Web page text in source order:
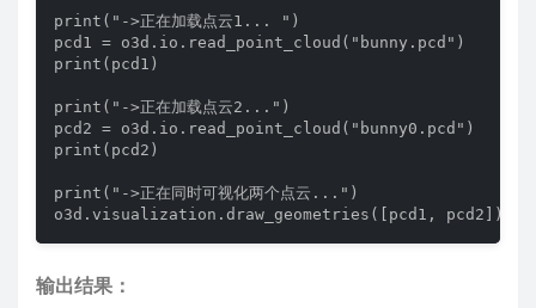
print("->正在加载点云1... ")
pcd1 = o3d.io.read_point_cloud("bunny.pcd")
print(pcd1)
print("->正在加载点云2...")
pcd2 = o3d.io.read_point_cloud("bunny0.pcd")
print(pcd2)
print("->正在同时可视化两个点云...")
o3d.visualization.draw_geometries([pcd1, pcd2])
输出结果：